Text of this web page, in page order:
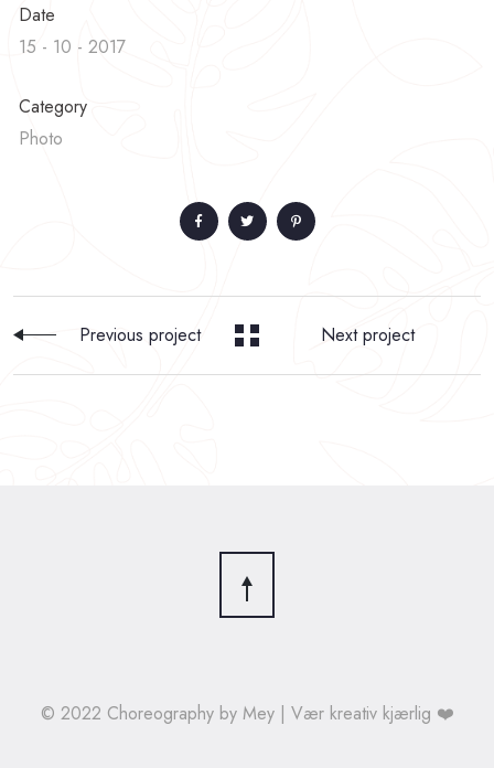
Date
15 - 10 - 2017
Category
Photo
Previous project Next project
© 2022 Choreography by Mey | Vær kreativ kjærlig ❤️